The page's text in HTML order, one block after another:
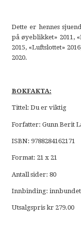
Dette er hennes
på øyeblikket» 2011,
2015, «Luftslottet»
2020.
BOKFAKTA:
Tittel: Du er viktig
Forfatter: Gunn Berit
ISBN: 9788284162171
Format: 21 x 21
Antall sider: 80
Innbinding: innbundet
Utsalgspris kr 279.00